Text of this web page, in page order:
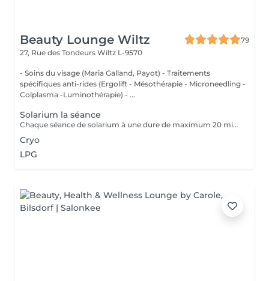
Beauty Lounge Wiltz
79
27, Rue des Tondeurs Wiltz L-9570
- Soins du visage (Maria Galland, Payot) - Traitements
spécifiques anti-rides (Ergolift - Mésothérapie - Microneedling -
Colplasma -Luminothérapie) - ...
Solarium la séance
Chaque séance de solarium à une dure de maximum 20 minutes. Possibilité de prendre une douche.
Cryo
LPG